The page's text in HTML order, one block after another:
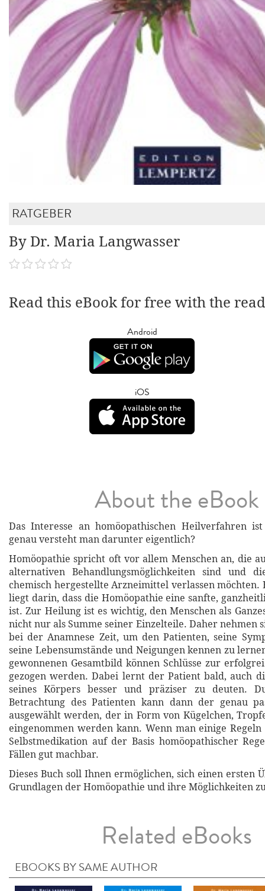
RATGEBER
By Dr. Maria Langwasser
Read this eBook for free with the
Android
iOS
About the eBook
Das Interesse an homöopathischen Heilverfahren
genau versteht man darunter eigentlich?
Homöopathie spricht oft vor allem Menschen an, die
alternativen Behandlungsmöglichkeiten sind und
chemisch hergestellte Arzneimittel verlassen möchten.
liegt darin, dass die Homöopathie eine sanfte,
ist. Zur Heilung ist es wichtig, den Menschen als
nicht nur als Summe seiner Einzelteile. Daher nehmen
bei der Anamnese Zeit, um den Patienten, seine
seine Lebensumstände und Neigungen kennen zu
gewonnenen Gesamtbild können Schlüsse zur
gezogen werden. Dabei lernt der Patient bald, auch
seines Körpers besser und präziser zu deuten.
Betrachtung des Patienten kann dann der genau
ausgewählt werden, der in Form von Kügelchen,
eingenommen werden kann. Wenn man einige
Selbstmedikation auf der Basis homöopathischer
Fällen gut machbar.
Dieses Buch soll Ihnen ermöglichen, sich einen ersten
Grundlagen der Homöopathie und ihre Möglichkeiten
Related eBooks
EBOOKS BY SAME AUTHOR